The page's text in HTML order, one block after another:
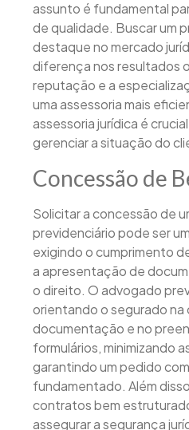
assunto é fundamental
de qualidade. Buscar um
destaque no mercado
diferença nos resultados
reputação e a
uma assessoria mais
assessoria jurídica é
gerenciar a situação do
Concessão de
Solicitar a concessão de
previdenciário pode ser
exigindo o cumprimento
a apresentação de
o direito. O advogado
orientando o segurado na
documentação e no
formulários, minimizando
garantindo um pedido
fundamentado. Além
contratos bem
assegurar a segurança